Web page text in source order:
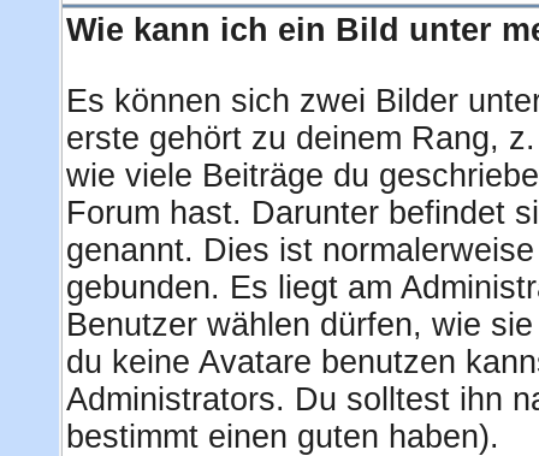
Wie kann ich ein Bild unter
Es können sich zwei Bilder
erste gehört zu deinem Rang,
wie viele Beiträge du
Forum hast. Darunter befindet
genannt. Dies ist
gebunden. Es liegt am
Benutzer wählen dürfen, wie
du keine Avatare benutzen
Administrators. Du solltest ihn
bestimmt einen guten haben).